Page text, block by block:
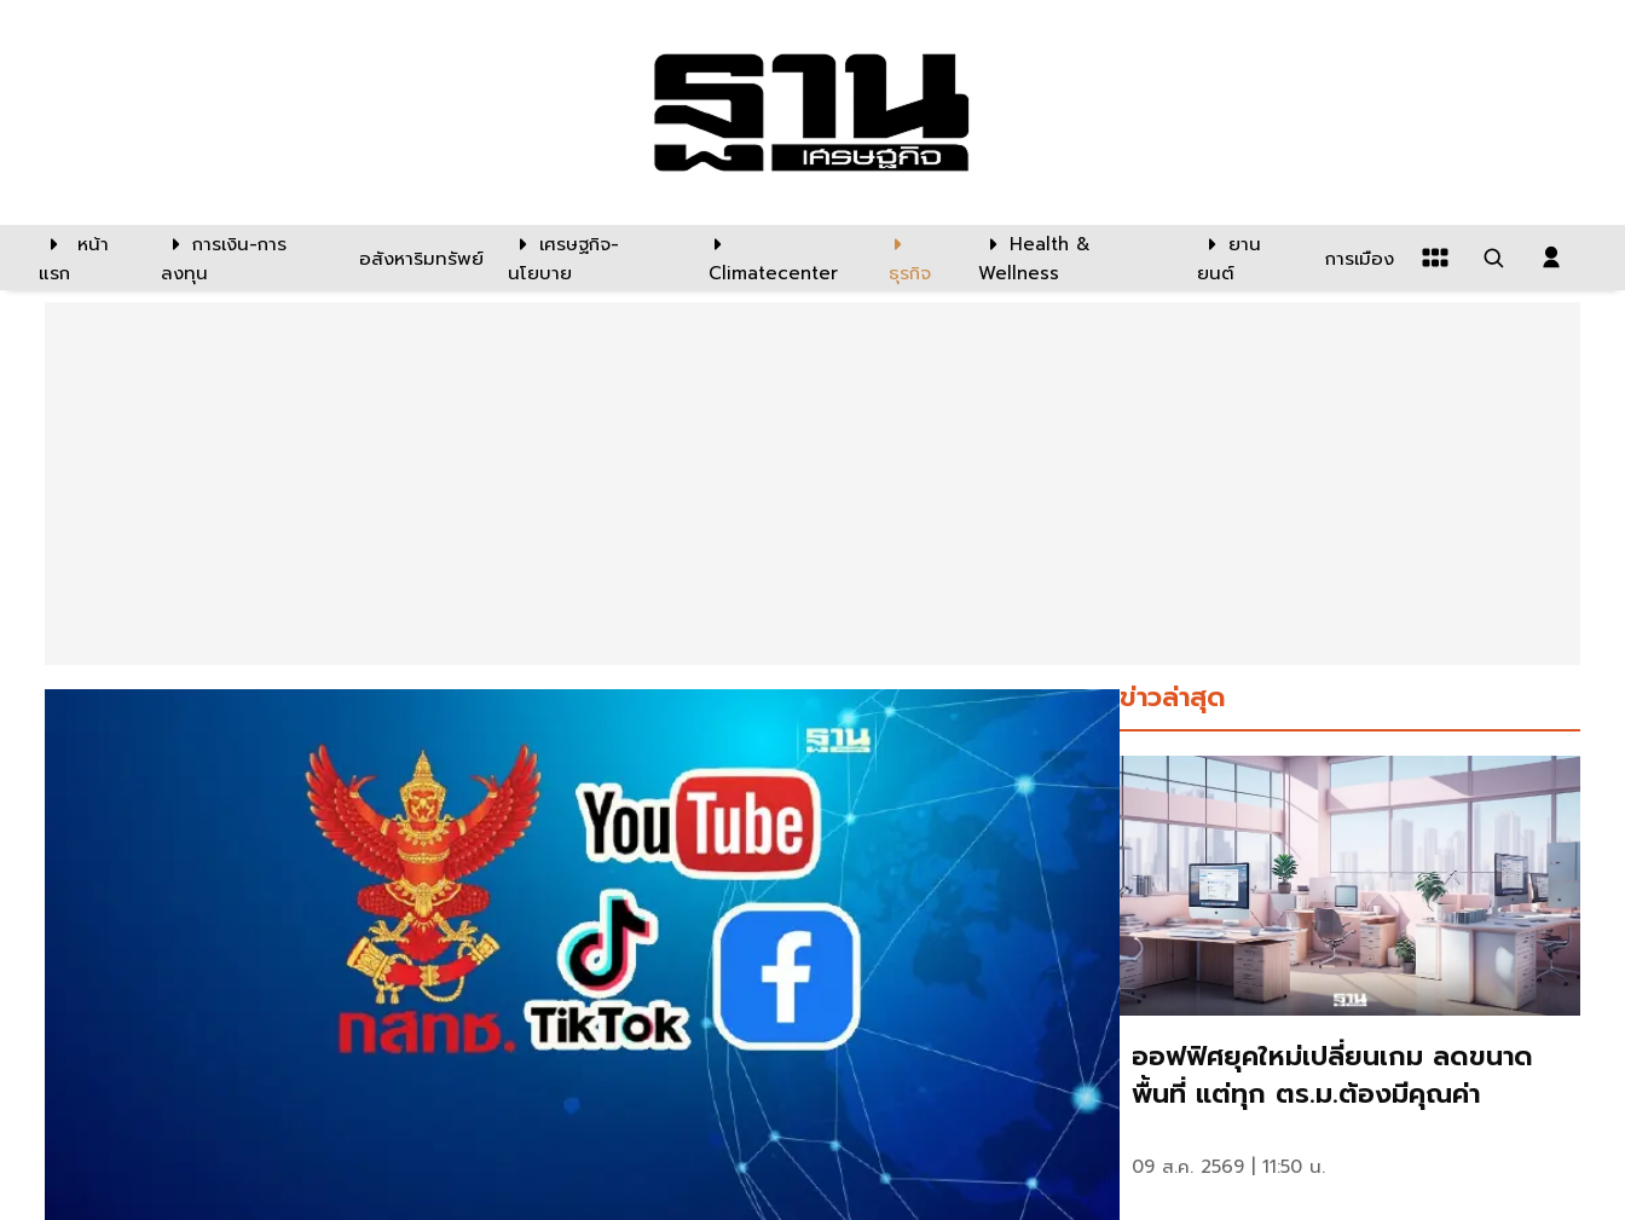
หน้า
แรก
การเงิน-การ
ลงทุน
อสังหาริมทรัพย์
เศรษฐกิจ-
นโยบาย
Climatecenter ธุรกิจ
Health &
Wellness
ยาน
ยนต์
การเมือง
ข่าวล่าสุด
ออฟฟิศยุคใหม่เปลี่ยนเกม ลดขนาด
พื้นที่ แต่ทุก ตร.ม.ต้องมีคุณค่า
09 ส.ค. 2569 | 11:50 น.